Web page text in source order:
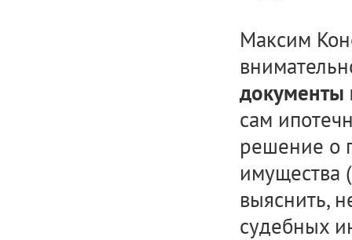
Максим
документы
сам
решение о
имущества
выяснить,
судебных